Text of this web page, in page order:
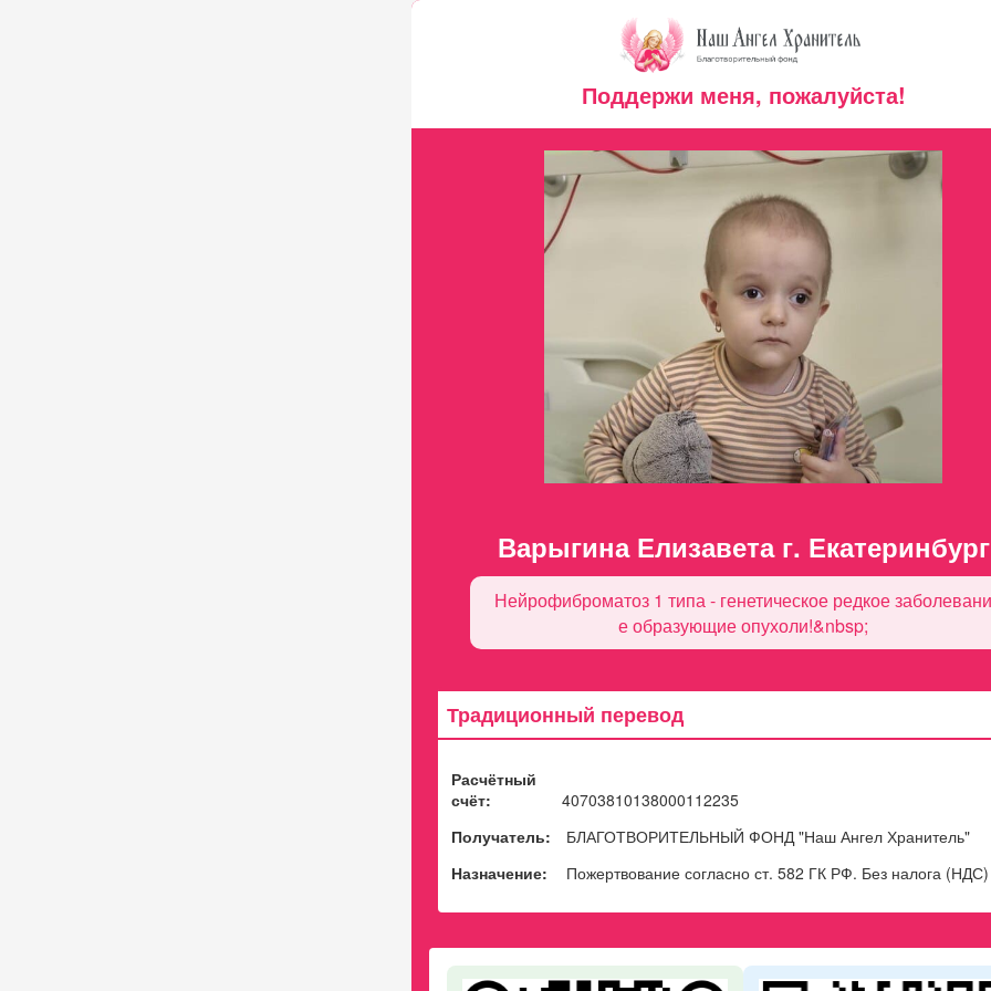
Поддержи меня, пожалуйста!
Варыгина Елизавета г. Екатеринбург
Нейрофиброматоз 1 типа - генетическое редкое заболевани
е образующие опухоли!&nbsp;
Традиционный перевод
Расчётный
счёт:
40703810138000112235
Получатель:
БЛАГОТВОРИТЕЛЬНЫЙ ФОНД "Наш Ангел Хранитель"
Назначение:
Пожертвование согласно ст. 582 ГК РФ. Без налога (НДС)